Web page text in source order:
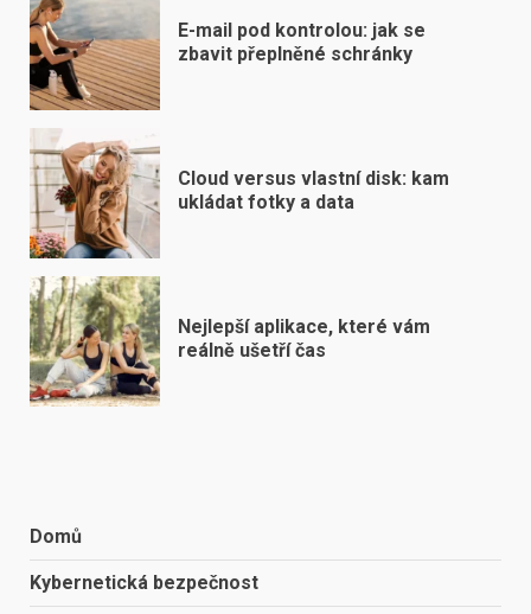
E-mail pod kontrolou: jak se
zbavit přeplněné schránky
Cloud versus vlastní disk: kam
ukládat fotky a data
Nejlepší aplikace, které vám
reálně ušetří čas
Domů
Kybernetická bezpečnost